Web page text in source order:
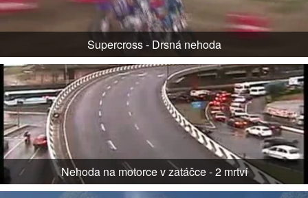
Supercross - Drsná nehoda
Nehoda na motorce v zatáčce - 2 mrtví